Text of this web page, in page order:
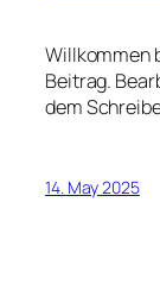
Willkommen
Beitrag.
dem
14. May 2025